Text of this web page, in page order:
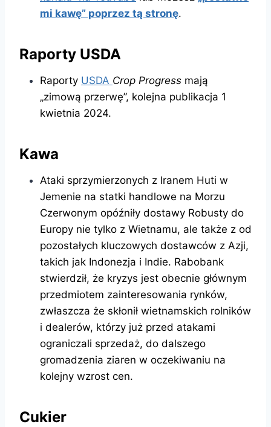
mi kawę” poprzez tą stronę.
Raporty USDA
Raporty USDA Crop Progress mają
„zimową przerwę”, kolejna publikacja 1
kwietnia 2024.
Kawa
Ataki sprzymierzonych z Iranem Huti w
Jemenie na statki handlowe na Morzu
Czerwonym opóźniły dostawy Robusty do
Europy nie tylko z Wietnamu, ale także z od
pozostałych kluczowych dostawców z Azji,
takich jak Indonezja i Indie. Rabobank
stwierdził, że kryzys jest obecnie głównym
przedmiotem zainteresowania rynków,
zwłaszcza że skłonił wietnamskich rolników
i dealerów, którzy już przed atakami
ograniczali sprzedaż, do dalszego
gromadzenia ziaren w oczekiwaniu na
kolejny wzrost cen.
Cukier